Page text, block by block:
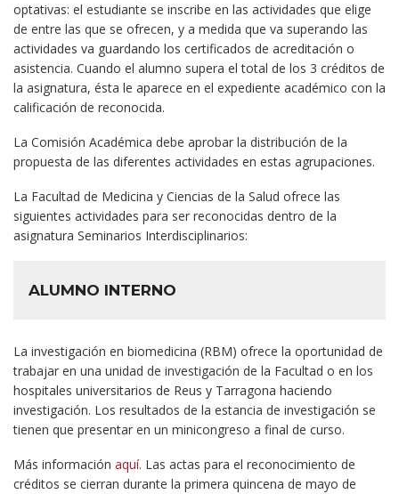
optativas: el estudiante se inscribe en las actividades que elige
de entre las que se ofrecen, y a medida que va superando las
actividades va guardando los certificados de acreditación o
asistencia. Cuando el alumno supera el total de los 3 créditos de
la asignatura, ésta le aparece en el expediente académico con la
calificación de reconocida.
La Comisión Académica debe aprobar la distribución de la
propuesta de las diferentes actividades en estas agrupaciones.
La Facultad de Medicina y Ciencias de la Salud ofrece las
siguientes actividades para ser reconocidas dentro de la
asignatura Seminarios Interdisciplinarios:
ALUMNO INTERNO
La investigación en biomedicina (RBM) ofrece la oportunidad de
trabajar en una unidad de investigación de la Facultad o en los
hospitales universitarios de Reus y Tarragona haciendo
investigación. Los resultados de la estancia de investigación se
tienen que presentar en un minicongreso a final de curso.
Más información aquí. Las actas para el reconocimiento de
créditos se cierran durante la primera quincena de mayo de